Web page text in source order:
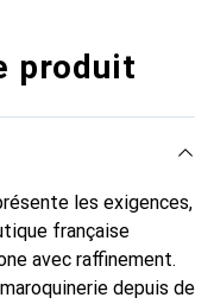
produit
les exigences,
française
avec raffinement.
depuis de